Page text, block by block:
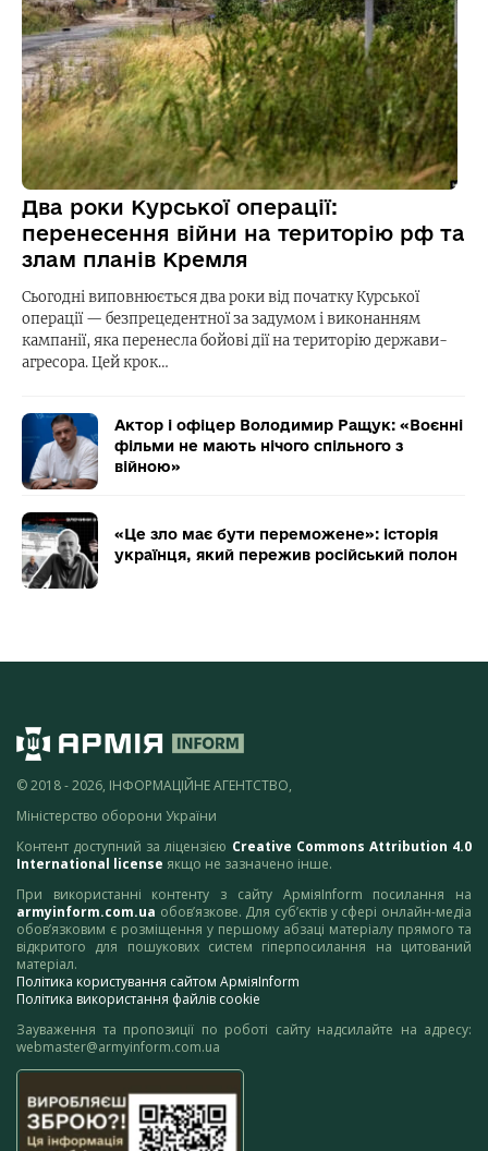
Два роки Курської операції:
перенесення війни на територію рф та
злам планів Кремля
Сьогодні виповнюється два роки від початку Курської
операції — безпрецедентної за задумом і виконанням
кампанії, яка перенесла бойові дії на територію держави-
агресора. Цей крок…
Актор і офіцер Володимир Ращук: «Воєнні
фільми не мають нічого спільного з
війною»
«Це зло має бути переможене»: історія
українця, який пережив російський полон
© 2018 - 2026, ІНФОРМАЦІЙНЕ АГЕНТСТВО,
Міністерство оборони України
Контент доступний за ліцензією Creative Commons Attribution 4.0
International license якщо не зазначено інше.
При використанні контенту з сайту АрміяInform посилання на
armyinform.com.ua обов’язкове. Для суб’єктів у сфері онлайн-медіа
обов’язковим є розміщення у першому абзаці матеріалу прямого та
відкритого для пошукових систем гіперпосилання на цитований
матеріал.
Політика користування сайтом АрміяInform
Політика використання файлів cookie
Зауваження та пропозиції по роботі сайту надсилайте на адресу:
webmaster@armyinform.com.ua